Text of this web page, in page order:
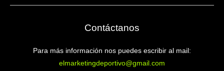
Contáctanos
Para más información nos puedes escribir al mail:
elmarketingdeportivo@gmail.com